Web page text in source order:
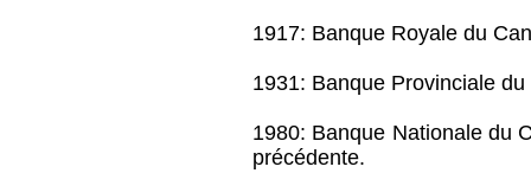
1917: Banque Royale du
1931: Banque Provinciale
1980: Banque Nationale du
précédente.